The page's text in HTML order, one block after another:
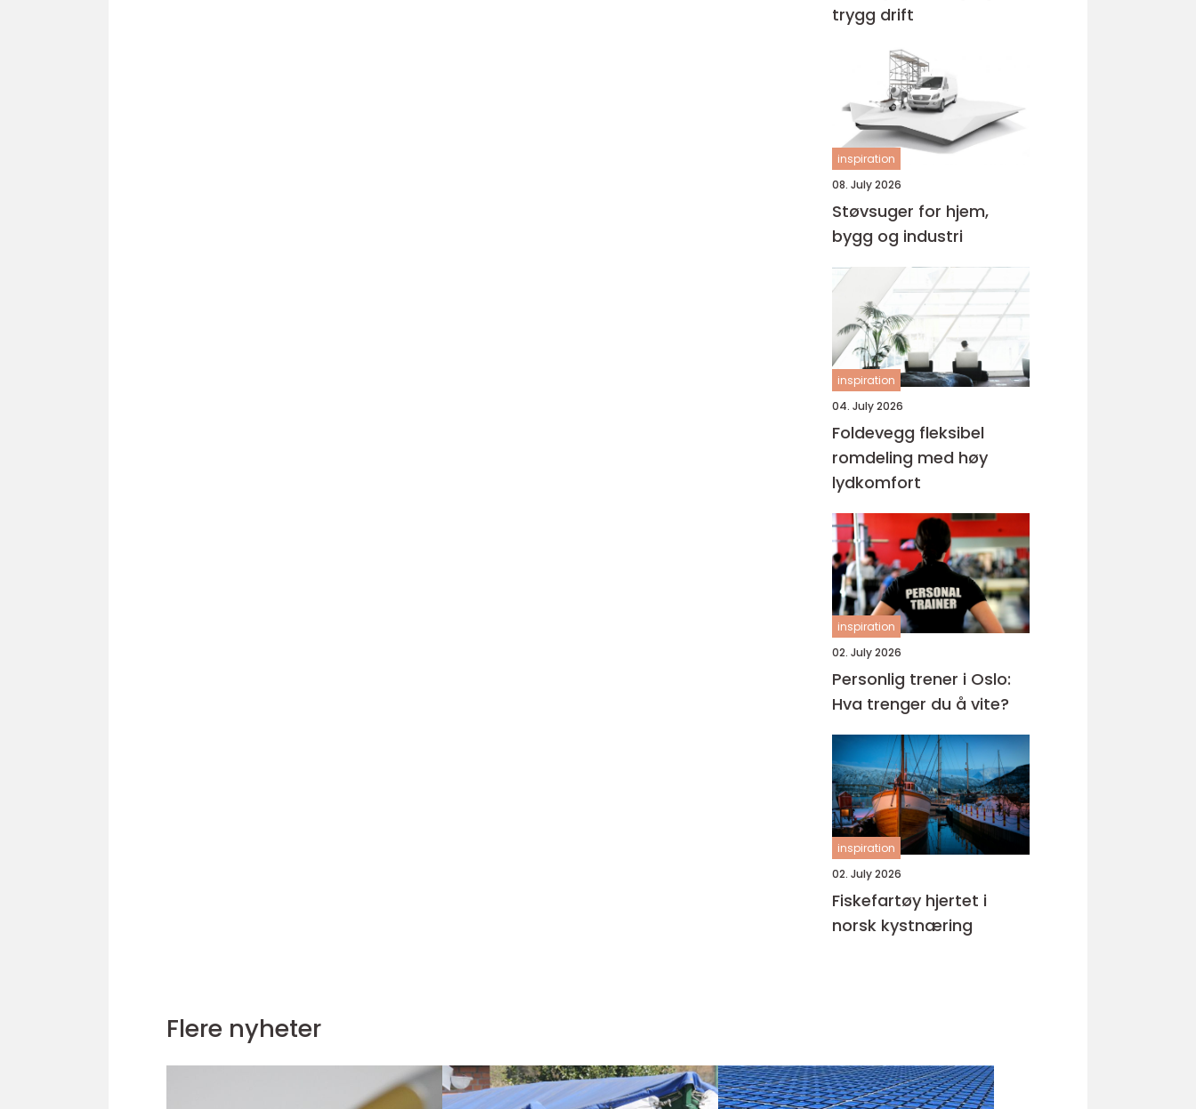
trygg drift
inspiration
08. July 2026
Støvsuger for hjem,
bygg og industri
inspiration
04. July 2026
Foldevegg fleksibel
romdeling med høy
lydkomfort
inspiration
02. July 2026
Personlig trener i Oslo:
Hva trenger du å vite?
inspiration
02. July 2026
Fiskefartøy hjertet i
norsk kystnæring
Flere nyheter